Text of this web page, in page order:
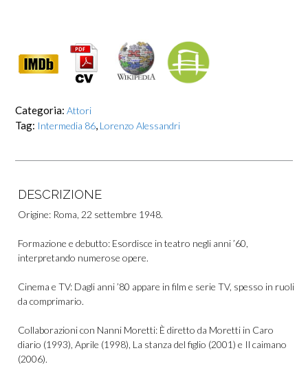
Categoria: Attori
Tag: Intermedia 86, Lorenzo Alessandri
DESCRIZIONE
Origine: Roma, 22 settembre 1948.
Formazione e debutto: Esordisce in teatro negli anni ’60,
interpretando numerose opere.
Cinema e TV: Dagli anni ’80 appare in film e serie TV, spesso in ruoli
da comprimario.
Collaborazioni con Nanni Moretti: È diretto da Moretti in Caro
diario (1993), Aprile (1998), La stanza del figlio (2001) e Il caimano
(2006).